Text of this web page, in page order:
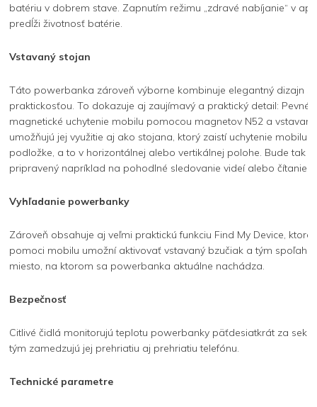
batériu v dobrem stave. Zapnutím režimu „zdravé nabíjanie“ v
predĺži životnosť batérie.
Vstavaný stojan
Táto powerbanka zároveň výborne kombinuje elegantný dizajn s
praktickosťou. To dokazuje aj zaujímavý a praktický detail: Pevné
magnetické uchytenie mobilu pomocou magnetov N52 a
umožňujú jej využitie aj ako stojana, ktorý zaistí uchytenie mobilu
podložke, a to v horizontálnej alebo vertikálnej polohe. Bude tak
pripravený napríklad na pohodlné sledovanie videí alebo čítanie
Vyhľadanie powerbanky
Zároveň obsahuje aj veľmi praktickú funkciu Find My Device, ktorá
pomoci mobilu umožní aktivovať vstavaný bzučiak a tým
miesto, na ktorom sa powerbanka aktuálne nachádza.
Bezpečnosť
Citlivé čidlá monitorujú teplotu powerbanky päťdesiatkrát za
tým zamedzujú jej prehriatiu aj prehriatiu telefónu.
Technické parametre